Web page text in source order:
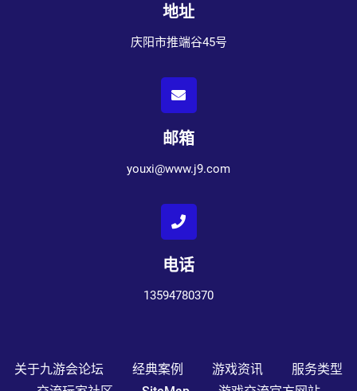
地址
庆阳市推端谷45号
邮箱
youxi@www.j9.com
电话
13594780370
关于九游会论坛 经典案例 游戏资讯
服务类型